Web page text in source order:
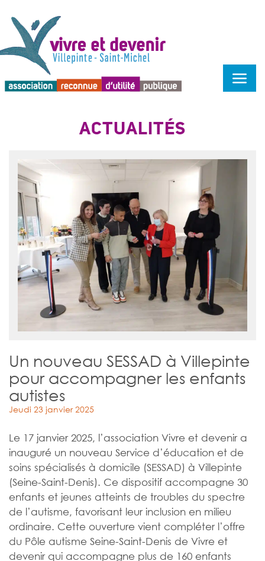
ACTUALITÉS
Un nouveau SESSAD à Villepinte
pour accompagner les enfants
autistes
Jeudi 23 janvier 2025
Le 17 janvier 2025, l’association Vivre et devenir a
inauguré un nouveau Service d’éducation et de
soins spécialisés à domicile (SESSAD) à Villepinte
(Seine-Saint-Denis). Ce dispositif accompagne 30
enfants et jeunes atteints de troubles du spectre
de l’autisme, favorisant leur inclusion en milieu
ordinaire. Cette ouverture vient compléter l’offre
du Pôle autisme Seine-Saint-Denis de Vivre et
devenir qui accompagne plus de 160 enfants